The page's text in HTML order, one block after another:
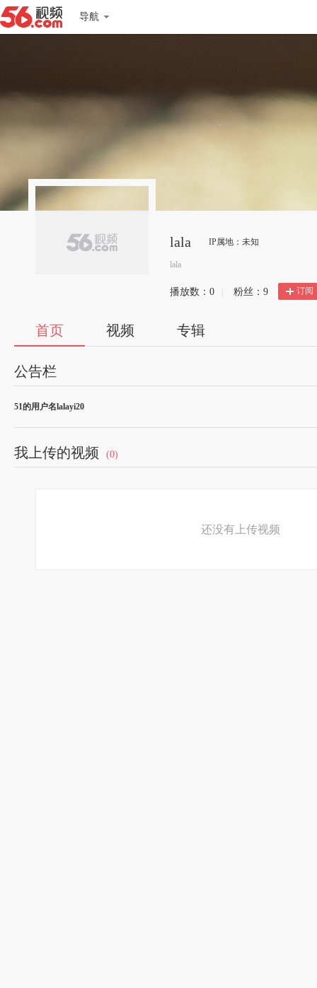
导航
lala IP属地：未知
lala
播放数： 0 粉丝： 9 订阅
首页 视频 专辑
公告栏
51的用户名lalayi20
我上传的视频 (0)
还没有上传视频